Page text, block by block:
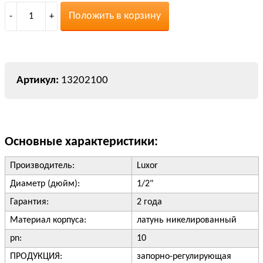
- 1 + Положить в корзину
13202100
Основные характеристики:
Производитель:
Luxor
Диаметр (дюйм):
1/2"
Гарантия:
2 года
Материал корпуса:
латунь никелированный
pn:
10
ПРОДУКЦИЯ:
запорно-регулирующая